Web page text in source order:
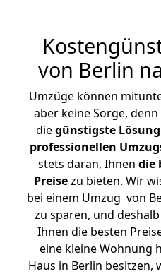
von Berlin
Umzüge können
aber keine Sorge,
diegünstigste Lösung
professionellen
stets daran, Ihnen die
Preisezu bieten. Wir
bei einem Umzug von
zu sparen, und
Ihnen die besten
eine kleine Wohnung
Haus in Berlin besitzen,